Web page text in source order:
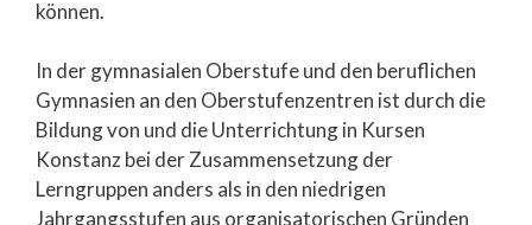
können.
In der gymnasialen Oberstufe und den beruflichen
Gymnasien an den Oberstufenzentren ist durch die
Bildung von und die Unterrichtung in Kursen
Konstanz bei der Zusammensetzung der
Lerngruppen anders als in den niedrigen
Jahrgangsstufen aus organisatorischen Gründen